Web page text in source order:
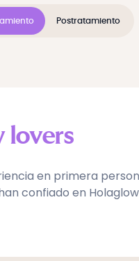
Postratamiento
lovers
en primera
confiado en